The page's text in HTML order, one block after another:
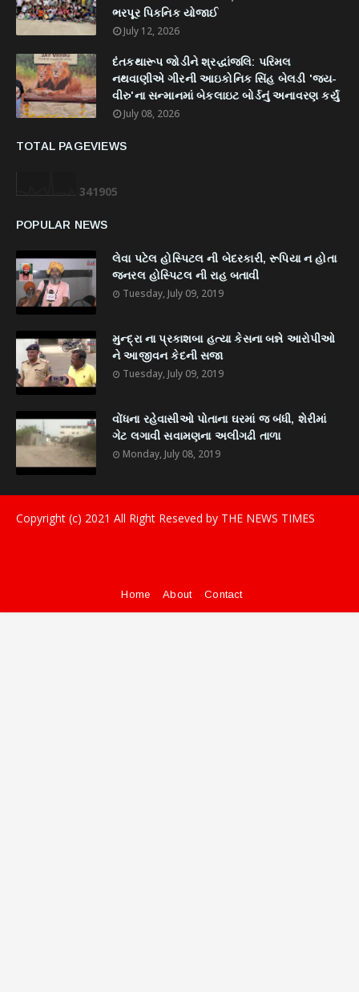
ભરપૂર પિકનિક યોજાઈ
July 12, 2026
દંતકથારૂપ જોડીને શ્રદ્ધાંજલિ: પરિમલ
નથવાણીએ ગીરની આઇકોનિક સિંહ બેલડી 'જય-
વીરુ'ના સન્માનમાં બેકલાઇટ બોર્ડનું અનાવરણ કર્યું
July 08, 2026
TOTAL PAGEVIEWS
341905
POPULAR NEWS
લેવા પટેલ હોસ્પિટલ ની બેદરકારી, રૂપિયા ન હોતા
જનરલ હોસ્પિટલ ની રાહ બતાવી
Tuesday, July 09, 2019
મુન્દ્રા ના પ્રકાશબા હત્યા કેસના બન્ને આરોપીઓ
ને આજીવન કેદની સજા
Tuesday, July 09, 2019
વોંધના રહેવાસીઓ પોતાના ઘરમાં જ બંધી, શેરીમાં
ગેટ લગાવી સવામણના અલીગઢી તાળા
Monday, July 08, 2019
Copyright (c) 2021 All Right Reseved by THE NEWS TIMES
Home About Contact